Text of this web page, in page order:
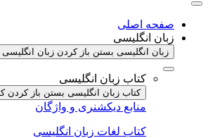
صفحه اصلی
زبان انگلیسی
زبان انگلیسی بستن باز کردن زبان انگلیسی
کتاب زبان انگلیسی
کتاب زبان انگلیسی بستن باز کردن
منابع دیکشنری و واژگان
کتاب لغات زبان انگلیسی